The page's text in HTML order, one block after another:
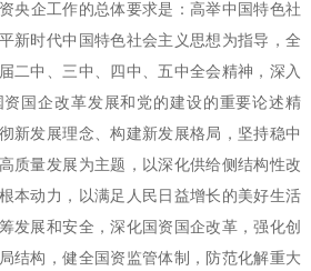
企工作的总体要求是：高举中国特色社
新时代中国特色社会主义思想为指导，全
二中、三中、四中、五中全会精神，深入
国企改革发展和党的建设的重要论述精
新发展理念、构建新发展格局，坚持稳中
质量发展为主题，以深化供给侧结构性改
本动力，以满足人民日益增长的美好生活
发展和安全，深化国资国企改革，强化创
结构，健全国资监管体制，防范化解重大